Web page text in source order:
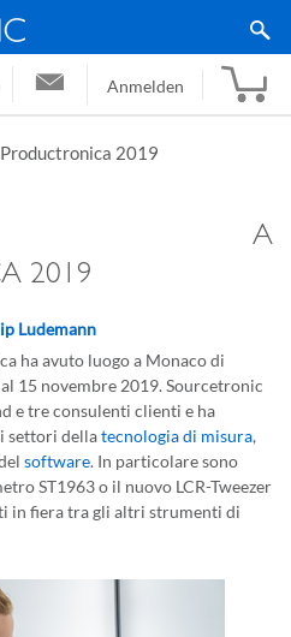
Anmelden
2019
A
2019
Ludemann
ha avuto luogo a Monaco di
15 novembre 2019. Sourcetronic
e tre consulenti clienti e ha
settori dellatecnologia di misura,
software. In particolare sono
ST1963 o il nuovo LCR-Tweezer
in fiera tra gli altri strumenti di